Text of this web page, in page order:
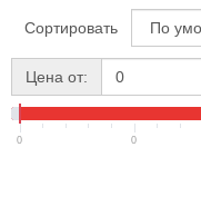
Сортировать
Цена от:
0 0